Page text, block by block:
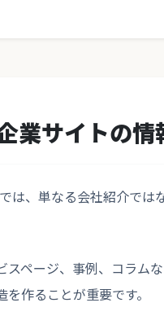
業サイトの情
は、単なる会社紹介では
スページ、事例、コラム
を作ることが重要です。